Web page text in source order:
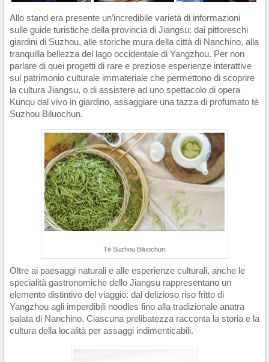
Allo stand era presente un’incredibile varietà di informazioni
sulle guide turistiche della provincia di Jiangsu: dai pittoreschi
giardini di Suzhou, alle storiche mura della città di Nanchino, alla
tranquilla bellezza del lago occidentale di Yangzhou. Per non
parlare di quei progetti di rare e preziose esperienze interattive
sul patrimonio culturale immateriale che permettono di scoprire
la cultura Jiangsu, o di assistere ad uno spettacolo di opera
Kunqu dal vivo in giardino, assaggiare una tazza di profumato tè
Suzhou Biluochun.
Tè Suzhou Biluochun
Oltre ai paesaggi naturali e alle esperienze culturali, anche le
specialità gastronomiche dello Jiangsu rappresentano un
elemento distintivo del viaggio: dal delizioso riso fritto di
Yangzhou agli imperdibili noodles fino alla tradizionale anatra
salata di Nanchino. Ciascuna prelibatezza racconta la storia e la
cultura della località per assaggi indimenticabili.